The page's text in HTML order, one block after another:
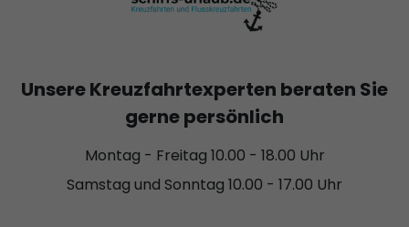
Unsere Kreuzfahrtexperten beraten Sie
gerne persönlich
Montag - Freitag 10.00 - 18.00 Uhr
Samstag und Sonntag 10.00 - 17.00 Uhr